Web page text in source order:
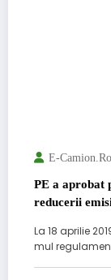
E-Camion.ro
PE a aprobat
reducerii
La 18 aprilie
mul